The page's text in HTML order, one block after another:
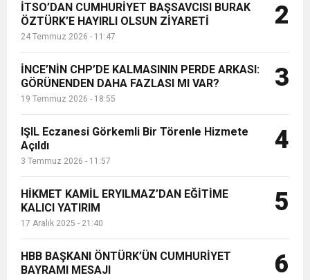
DUYURUSU
21:40 CEYLANDERE’DE BAŞKAN EMRAH
KARAÇAY’A SEVGİ SELİ
18:22 BAŞKAN SAMİ ÜSTÜN’DEN
İTSO’DAN CUMHURİYET BAŞSAVCISI BURAK
ÖZTÜRK’E HAYIRLI OLSUN ZİYARETİ
24 Temmuz 2026 - 11:47
2
İNCE’NİN CHP’DE KALMASININ PERDE ARKASI:
GÖRÜNENDEN DAHA FAZLASI MI VAR?
19 Temmuz 2026 - 18:55
3
IŞIL Eczanesi Görkemli Bir Törenle Hizmete
Açıldı
3 Temmuz 2026 - 11:57
4
HİKMET KAMİL ERYILMAZ’DAN EĞİTİME
KALICI YATIRIM
17 Aralık 2025 - 21:40
5
HBB BAŞKANI ÖNTÜRK’ÜN CUMHURİYET
BAYRAMI MESAJI
6